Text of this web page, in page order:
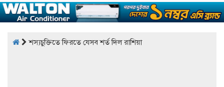
শস্যচুক্তিতে ফিরতে যেসব শর্ত দিল রাশিয়া